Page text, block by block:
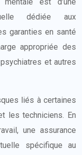
dédiée aux
garanties en santé
appropriée des
et autres
liés à certaines
les techniciens. En
une assurance
spécifique au